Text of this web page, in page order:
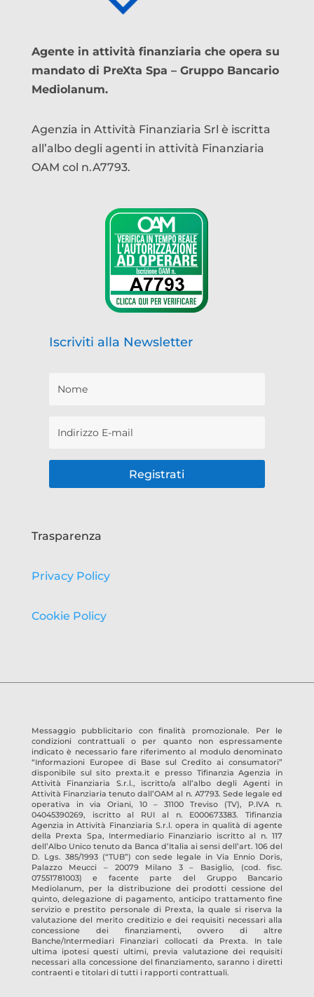
Agente in attività finanziaria che opera su
mandato di PreXta Spa – Gruppo Bancario
Mediolanum.
Agenzia in Attività Finanziaria Srl è iscritta
all’albo degli agenti in attività Finanziaria
OAM col n.A7793.
Iscriviti alla Newsletter
Registrati
Trasparenza
Privacy Policy
Cookie Policy
Messaggio pubblicitario con finalità promozionale. Per le
condizioni contrattuali o per quanto non espressamente
indicato è necessario fare riferimento al modulo denominato
“Informazioni Europee di Base sul Credito ai consumatori”
disponibile sul sito prexta.it e presso Tifinanzia Agenzia in
Attività Finanziaria S.r.l., iscritto/a all’albo degli Agenti in
Attività Finanziaria tenuto dall’OAM al n. A7793. Sede legale ed
operativa in via Oriani, 10 – 31100 Treviso (TV), P.IVA n.
04045390269, iscritto al RUI al n. E000673383.Tifinanzia
Agenzia in Attività Finanziaria S.r.l. opera in qualità di agente
della Prexta Spa, Intermediario Finanziario iscritto al n. 117
dell’Albo Unico tenuto da Banca d’Italia ai sensi dell’art. 106 del
D. Lgs. 385/1993 (“TUB”) con sede legale in Via Ennio Doris,
Palazzo Meucci – 20079 Milano 3 – Basiglio, (cod. fisc.
07551781003) e facente parte del Gruppo Bancario
Mediolanum, per la distribuzione dei prodotti cessione del
quinto, delegazione di pagamento, anticipo trattamento fine
servizio e prestito personale di Prexta, la quale si riserva la
valutazione del merito creditizio e dei requisiti necessari alla
concessione dei finanziamenti, ovvero di altre
Banche/Intermediari Finanziari collocati da Prexta. In tale
ultima ipotesi questi ultimi, previa valutazione dei requisiti
necessari alla concessione del finanziamento, saranno i diretti
contraenti e titolari di tutti i rapporti contrattuali.